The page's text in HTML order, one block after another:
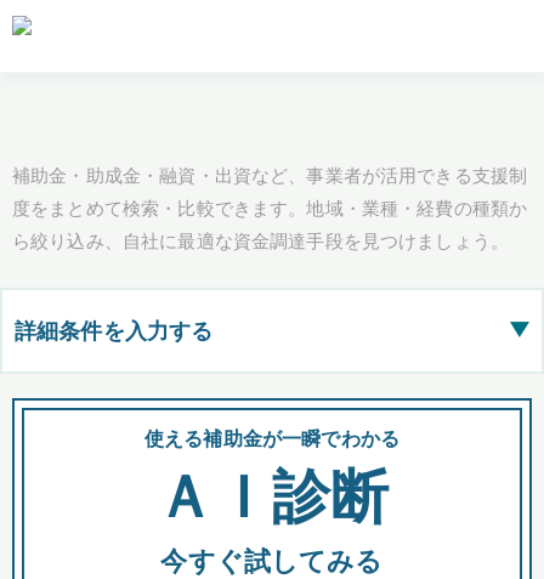
補助金・助成金・融資・出資など、事業者が活用できる支援制
度をまとめて検索・比較できます。地域・業種・経費の種類か
ら絞り込み、自社に最適な資金調達手段を見つけましょう。
詳細条件を入力する ▶
都道府県
全国の検索結果を含めて表示
使える補助金が一瞬でわかる
ＡＩ診断
今すぐ試してみる